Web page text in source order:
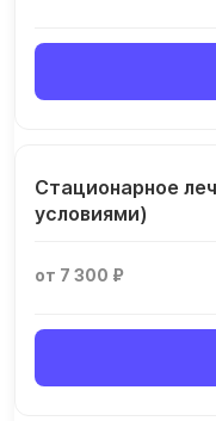
Стационарное
условиями)
от 7 300 ₽